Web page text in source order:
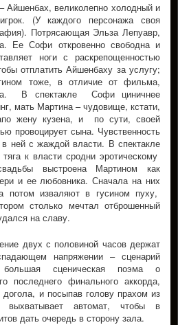
великолепно холодный и
(У каждого персонажа своя
Потрясающая Эльза Лепуавр,
Ее Софи откровенно свободна и
ноги с раскрепощенностью
отплатить Айшенбаху за услугу;
тоже, в отличие от фильма,
В спектакле Софи циничнее
мать Мартина – чудовище, кстати,
жену кузена, и по сути, своей
провоцирует сына. Чувственность
ней с жаждой власти. В спектакле
к власти сродни эротическому
выстроена Мартином как
и ее любовника. Сначала на них
потом изваляют в гусином пуху,
столько мечтал отброшенный
на славу.
двух с половиной часов держат
напряжении – сценарий
сценическая поэма о
последнего финального аккорда,
догола, и посыпав голову прахом из
выхватывает автомат, чтобы в
дать очередь в сторону зала.